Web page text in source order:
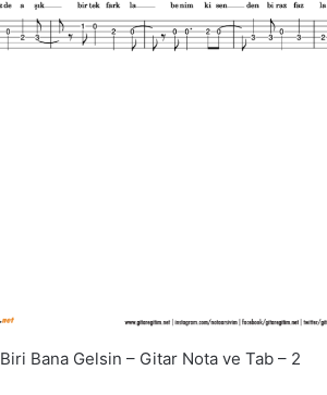
Biri Bana Gelsin – Gitar Nota ve Tab – 2